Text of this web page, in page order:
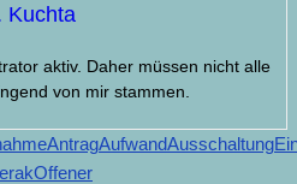
Kuchta
aktiv. Daher müssen nicht alle
von mir stammen.
AntragAufwandAusschaltung
Offener